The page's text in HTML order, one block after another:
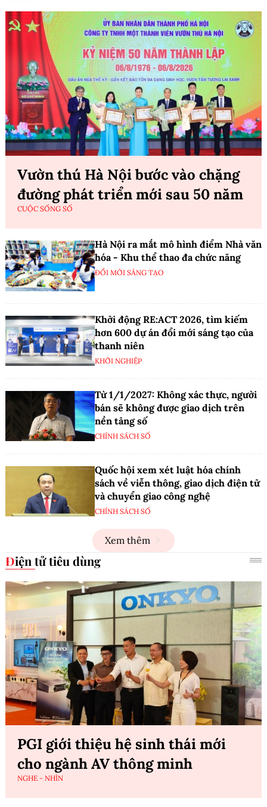
Vườn thú Hà Nội bước vào chặng
đường phát triển mới sau 50 năm
CUỘC SỐNG SỐ
Hà Nội ra mắt mô hình điểm Nhà văn
hóa - Khu thể thao đa chức năng
ĐỔI MỚI SÁNG TẠO
Khởi động RE:ACT 2026, tìm kiếm
hơn 600 dự án đổi mới sáng tạo của
thanh niên
KHỞI NGHIỆP
Từ 1/1/2027: Không xác thực, người
bán sẽ không được giao dịch trên
nền tảng số
CHÍNH SÁCH SỐ
Quốc hội xem xét luật hóa chính
sách về viễn thông, giao dịch điện tử
và chuyển giao công nghệ
CHÍNH SÁCH SỐ
Xem thêm
Điện tử tiêu dùng
PGI giới thiệu hệ sinh thái mới
cho ngành AV thông minh
NGHE - NHÌN